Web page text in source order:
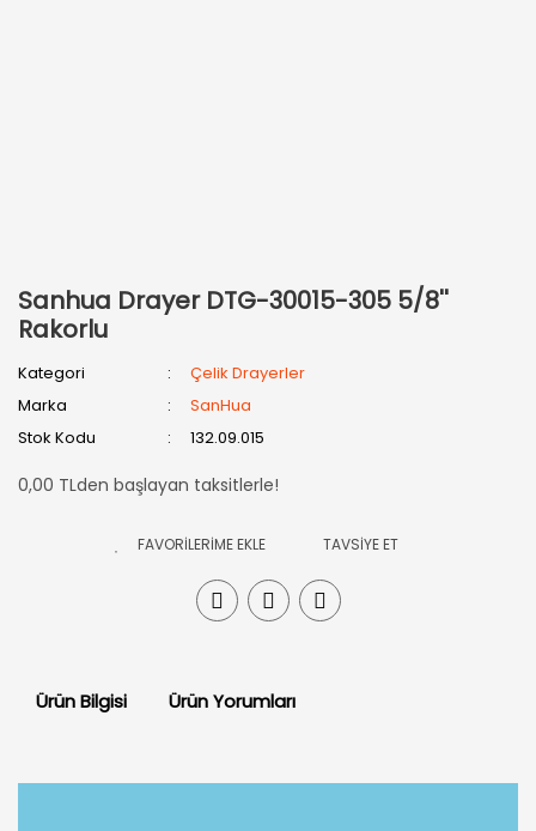
Sanhua Drayer DTG-30015-305 5/8''
Rakorlu
Kategori
Çelik Drayerler
Marka
SanHua
Stok Kodu
132.09.015
0,00 TLden başlayan taksitlerle!
TAVSİYE ET
Ürün Bilgisi Ürün Yorumları